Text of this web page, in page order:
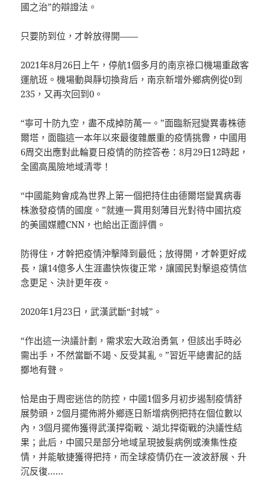
國之治”的辯證法。
只要防到位，才幹放得開——
2021年8月26日上午，停航1個多月的南京祿口機場重啟客
運航班。機場動與靜切換背后，南京新增外鄉病例從0到
235，又再次回到0。
“寧可十防九空，盡不成掉防萬一。”面臨新冠變異毒株德
爾塔，面臨這一本年以來最復雜嚴重的疫情挑釁，中國用
6周交出應對此輪夏日疫情的防控答卷：8月29日12時起，
全國高風險地域清零！
“中國能夠會成為世界上第一個把持住由德爾塔變異病毒
株激發疫情的國度。”就連一貫用刻薄目光對待中國抗疫
的美國媒體CNN，也給出正面評價。
防得住，才幹把疫情沖擊降到最低；放得開，才幹更好成
長，讓14億多人生涯盡快恢復正常，讓國民對擊退疫情信
念更足、決計更年夜。
2020年1月23日，武漢武斷“封城”。
“作出這一決議計劃，需求宏大政治勇氣，但該出手時必
需出手，不然當斷不竭、反受其亂。”習近平總書記的話
擲地有聲。
恰是由于周密迷信的防控，中國1個多月初步遏制疫情舒
展勢頭，2個月擺佈將外鄉逐日新增病例把持在個位數以
內，3個月擺佈獲得武漢捍衛戰、湖北捍衛戰的決議性結
果；此后，中國只是部分地域呈現披髮病例或湊集性疫
情，并能敏捷獲得把持，而全球疫情仍在一波波舒展、升
沉反復……